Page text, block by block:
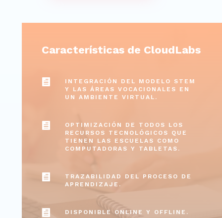
Características de CloudLabs

INTEGRACIÓN DEL MODELO STEM
Y LAS ÁREAS VOCACIONALES EN
UN AMBIENTE VIRTUAL.

OPTIMIZACIÓN DE TODOS LOS
RECURSOS TECNOLÓGICOS QUE
TIENEN LAS ESCUELAS COMO
COMPUTADORAS Y TABLETAS.

TRAZABILIDAD DEL PROCESO DE
APRENDIZAJE.
 DISPONIBLE ONLINE Y OFFLINE.